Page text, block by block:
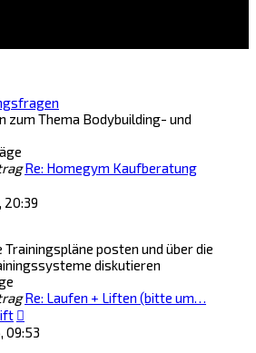
zum Thema Bodybuilding- und
Re: Homegym Kaufberatung
20:39
Trainingspläne posten und über die
diskutieren
Re: Laufen + Liften (bitte um…
Beitrag
09:53